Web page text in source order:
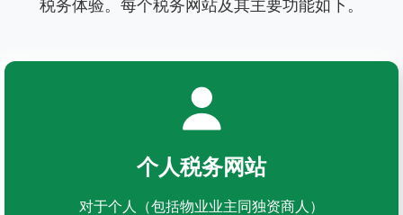
税务体验。每个税务网站及其主要功能如下。
个人税务网站
对于个人（包括物业业主同独资商人）